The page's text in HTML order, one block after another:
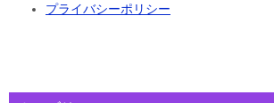
プライバシーポリシー